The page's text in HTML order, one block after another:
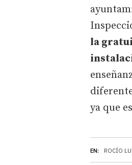
EN: ROCÍO
la
ya que